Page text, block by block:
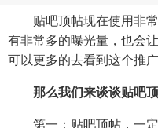
贴吧顶帖现在使用非常
有非常多的曝光量，也会
可以更多的去看到这个推广
那么我们来谈谈贴吧
第一：贴吧顶帖，一定